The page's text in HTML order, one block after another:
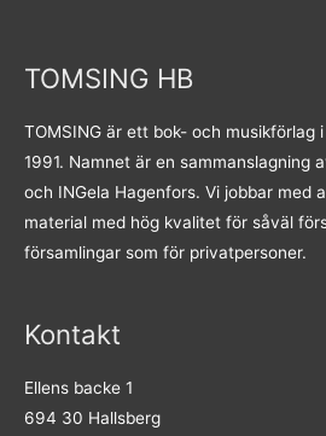
TOMSING HB
TOMSING är ett bok- och musikförlag
1991. Namnet är en sammanslagning
och INGela Hagenfors. Vi jobbar med
material med hög kvalitet för såväl
församlingar som för privatpersoner.
Kontakt
Ellens backe 1
694 30 Hallsberg